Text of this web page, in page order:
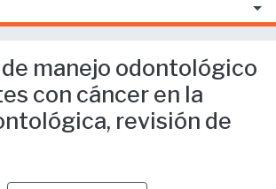
Protocolo de manejo odontológico en pacientes con cáncer en la clínica odontológica, revisión de literatura
manejo odontológico
con cáncer en la
revisión de